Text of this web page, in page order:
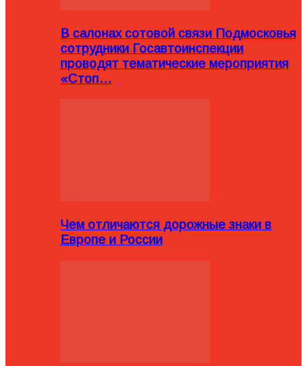
В салонах сотовой связи Подмосковья
сотрудники Госавтоинспекции
проводят тематические мероприятия
«Стоп…
Чем отличаются дорожные знаки в
Европе и России